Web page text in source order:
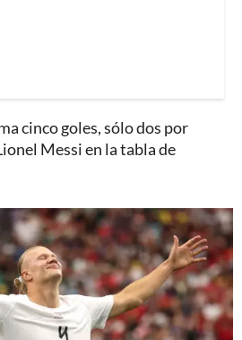
cinco goles, sólo dos por
Messi en la tabla de